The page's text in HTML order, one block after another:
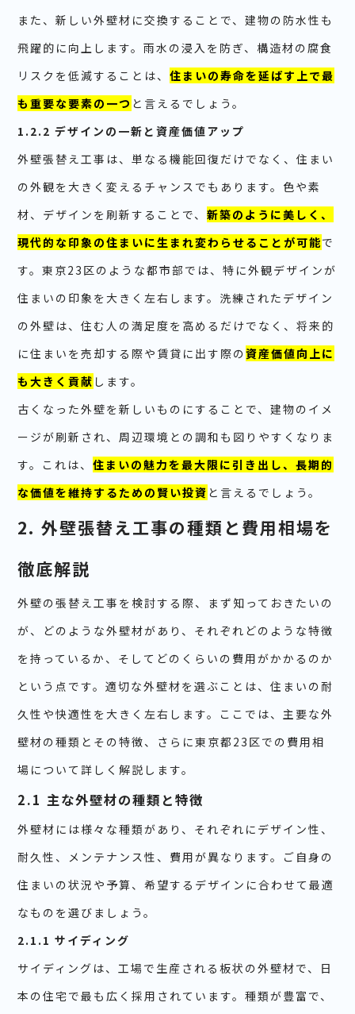
また、新しい外壁材に交換することで、建物の防水性も
飛躍的に向上します。雨水の浸入を防ぎ、構造材の腐食
リスクを低減することは、住まいの寿命を延ばす上で最
も重要な要素の一つ と言えるでしょう。
1.2.2 デザインの一新と資産価値アップ
外壁張替え工事は、単なる機能回復だけでなく、住まい
の外観を大きく変えるチャンスでもあります。色や素
材、デザインを刷新することで、新築のように美しく、
現代的な印象の住まいに生まれ変わらせることが可能で
す。東京23区のような都市部では、特に外観デザインが
住まいの印象を大きく左右します。洗練されたデザイン
の外壁は、住む人の満足度を高めるだけでなく、将来的
に住まいを売却する際や賃貸に出す際の資産価値向上に
も大きく貢献 します。
古くなった外壁を新しいものにすることで、建物のイメ
ージが刷新され、周辺環境との調和も図りやすくなりま
す。これは、住まいの魅力を最大限に引き出し、長期的
な価値を維持するための賢い投資 と言えるでしょう。
2. 外壁張替え工事の種類と費用相場を
徹底解説
外壁の張替え工事を検討する際、まず知っておきたいの
が、どのような外壁材があり、それぞれどのような特徴
を持っているか、そしてどのくらいの費用がかかるのか
という点です。適切な外壁材を選ぶことは、住まいの耐
久性や快適性を大きく左右します。ここでは、主要な外
壁材の種類とその特徴、さらに東京都23区での費用相
場について詳しく解説します。
2.1 主な外壁材の種類と特徴
外壁材には様々な種類があり、それぞれにデザイン性、
耐久性、メンテナンス性、費用が異なります。ご自身の
住まいの状況や予算、希望するデザインに合わせて最適
なものを選びましょう。
2.1.1 サイディング
サイディングは、工場で生産される板状の外壁材で、日
本の住宅で最も広く採用されています。種類が豊富で、